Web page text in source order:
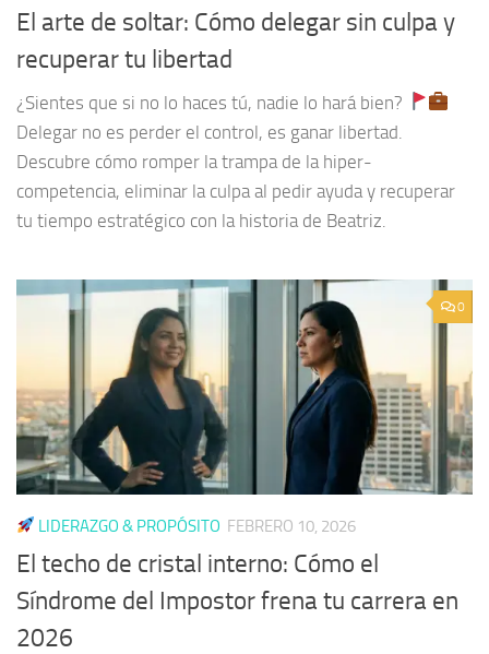
El arte de soltar: Cómo delegar sin culpa y
recuperar tu libertad
¿Sientes que si no lo haces tú, nadie lo hará bien?
Delegar no es perder el control, es ganar libertad.
Descubre cómo romper la trampa de la hiper-
competencia, eliminar la culpa al pedir ayuda y recuperar
tu tiempo estratégico con la historia de Beatriz.
0
LIDERAZGO & PROPÓSITO FEBRERO 10, 2026
El techo de cristal interno: Cómo el
Síndrome del Impostor frena tu carrera en
2026